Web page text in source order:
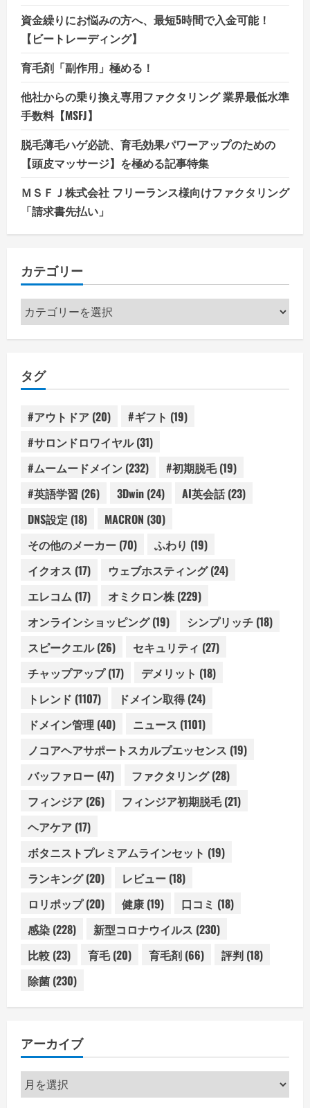
資金繰りにお悩みの方へ、最短5時間で入金可能！
【ビートレーディング】
育毛剤「副作用」極める！
他社からの乗り換え専用ファクタリング 業界最低水準
手数料【MSFJ】
脱毛薄毛ハゲ必読、育毛効果パワーアップのための
【頭皮マッサージ】を極める記事特集
ＭＳＦＪ株式会社 フリーランス様向けファクタリング
「請求書先払い」
カテゴリー
カ
テ
ー
タグ
#アウトドア (20) #ギフト (19)
#サロンドロワイヤル(31)
#ムームードメイン (232) #初期脱毛(19)
#英語学習 (26) 3Dwin (24) AI英会話(23)
DNS設定 (18) MACRON (30)
その他のメーカー (70) ふわり (19)
イクオス (17) ウェブホスティング(24)
エレコム (17) オミクロン株(229)
オンラインショッピング(19) シンプリッチ (18)
スピークエル(26) セキュリティ (27)
チャップアップ(17) デメリット (18)
トレンド (1107) ドメイン取得(24)
ドメイン管理 (40) ニュース (1101)
ノコアヘアサポートスカルプエッセンス (19)
バッファロー (47) ファクタリング(28)
フィンジア (26) フィンジア初期脱毛(21)
ヘアケア (17)
ボタニストプレミアムラインセット (19)
ランキング(20) レビュー (18)
ロリポップ(20) 健康 (19) 口コミ (18)
感染 (228) 新型コロナウイルス (230)
比較 (23) 育毛(20) 育毛剤 (66) 評判 (18)
除菌 (230)
アーカイブ
ア
ー